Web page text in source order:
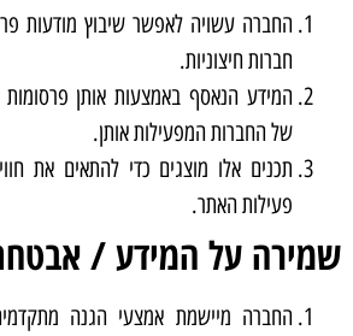
החברה עשויה לאפשר שיבוץ מודעות
חברות חיצוניות.
המידע הנאסף באמצעות אותן פרסומות
של החברות המפעילות אותן.
תכנים אלו מוצגים כדי להתאים את
פעילות האתר.
שמירה על המידע /
החברה מיישמת אמצעי הגנה